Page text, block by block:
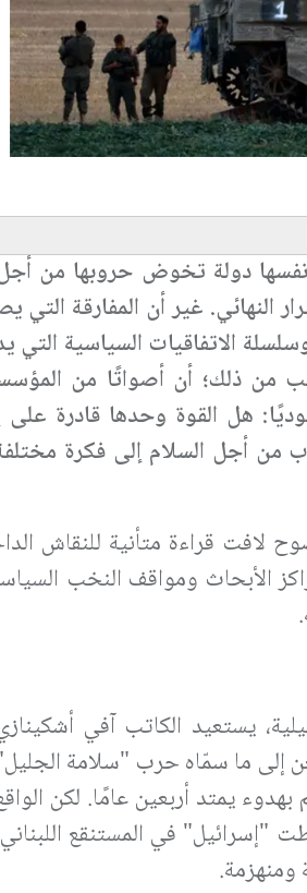
دولة تخوض حروبها من
النهائي. غير أن المفارقة
الاتفاقيات السياسية
من ذلك؛ أن أصواتًا من
هل القوة وحدها قادرة على
أجل السلام إلى فكرة
قراءة متأنية للنقاش
الأبحاث ومواقف النخب
يستعيد الكاتب آفي
يمتد أربعين عامًا. لكن
"إسرائيل" في المستنقع